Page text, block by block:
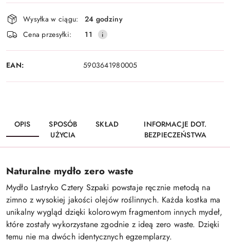
Dostępność
i
dostawa
Wysyłka w ciągu:
24 godziny
Cena przesyłki:
11
EAN: 5903641980005
OPIS
SPOSÓB
UŻYCIA
SKŁAD
INFORMACJE DOT.
BEZPIECZEŃSTWA
Naturalne mydło zero waste
Mydło Lastryko Cztery Szpaki powstaje ręcznie metodą na
zimno z wysokiej jakości olejów roślinnych. Każda kostka ma
unikalny wygląd dzięki kolorowym fragmentom innych mydeł,
które zostały wykorzystane zgodnie z ideą zero waste. Dzięki
temu nie ma dwóch identycznych egzemplarzy.